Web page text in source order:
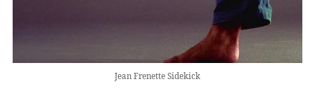
Jean Frenette Sidekick